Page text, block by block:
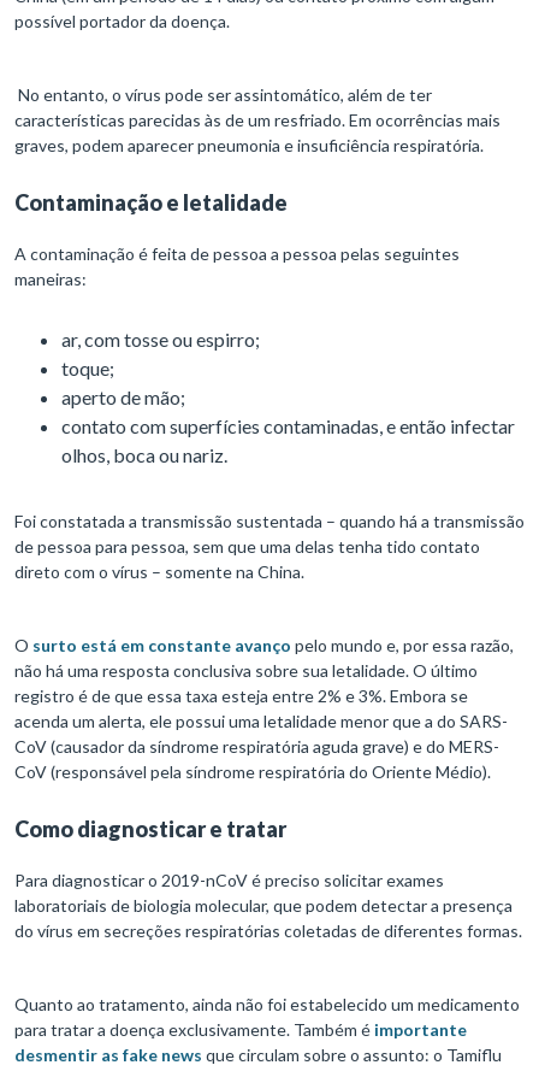
possível portador da doença.
No entanto, o vírus pode ser assintomático, além de ter
características parecidas às de um resfriado. Em ocorrências mais
graves, podem aparecer pneumonia e insuficiência respiratória.
Contaminação e letalidade
A contaminação é feita de pessoa a pessoa pelas seguintes
maneiras:
ar, com tosse ou espirro;
toque;
aperto de mão;
contato com superfícies contaminadas, e então infectar
olhos, boca ou nariz.
Foi constatada a transmissão sustentada – quando há a transmissão
de pessoa para pessoa, sem que uma delas tenha tido contato
direto com o vírus – somente na China.
O surto está em constante avanço pelo mundo e, por essa razão,
não há uma resposta conclusiva sobre sua letalidade. O último
registro é de que essa taxa esteja entre 2% e 3%. Embora se
acenda um alerta, ele possui uma letalidade menor que a do SARS-
CoV (causador da síndrome respiratória aguda grave) e do MERS-
CoV (responsável pela síndrome respiratória do Oriente Médio).
Como diagnosticar e tratar
Para diagnosticar o 2019-nCoV é preciso solicitar exames
laboratoriais de biologia molecular, que podem detectar a presença
do vírus em secreções respiratórias coletadas de diferentes formas.
Quanto ao tratamento, ainda não foi estabelecido um medicamento
para tratar a doença exclusivamente. Também é importante
desmentir as fake news que circulam sobre o assunto: o Tamiflu